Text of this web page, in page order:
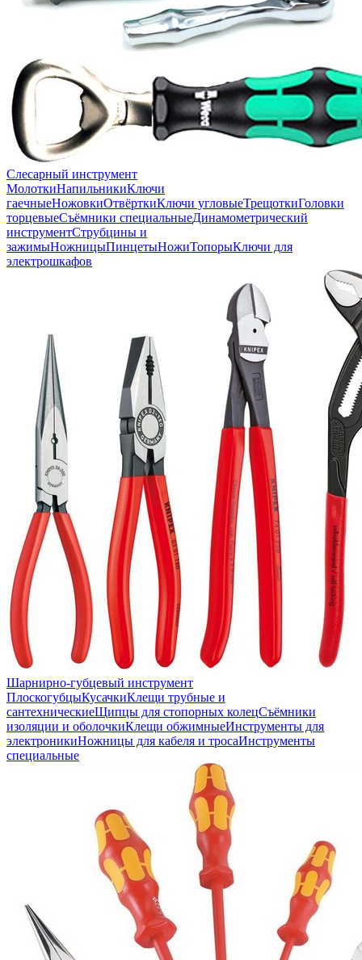
Слесарный инструмент
МолоткиНапильникиКлючи
гаечныеНожовкиОтвёрткиКлючи угловыеТрещоткиГоловки
торцевыеСъёмники специальныеДинамометрический
инструментСтрубцины и
зажимыНожницыПинцетыНожиТопорыКлючи для
электрошкафов
Шарнирно-губцевый инструмент
ПлоскогубцыКусачкиКлещи трубные и
сантехническиеЩипцы для стопорных колецСъёмники
изоляции и оболочкиКлещи обжимныеИнструменты для
электроникиНожницы для кабеля и тросаИнструменты
специальные